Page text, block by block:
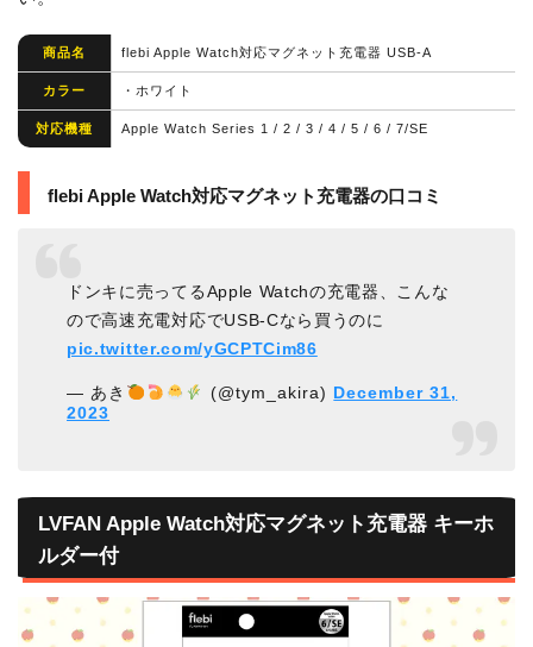
商品名 flebi Apple Watch対応マグネット充電器 USB-A
カラー ・ホワイト
対応機種 Apple Watch Series 1 / 2 / 3 / 4 / 5 / 6 / 7/SE
flebi Apple Watch対応マグネット充電器の口コミ
ドンキに売ってるApple Watchの充電器、こんな
ので高速充電対応でUSB-Cなら買うのに
pic.twitter.com/yGCPTCim86
— あき (@tym_akira)
December 31,
2023
LVFAN Apple Watch対応マグネット充電器 キーホ
ルダー付